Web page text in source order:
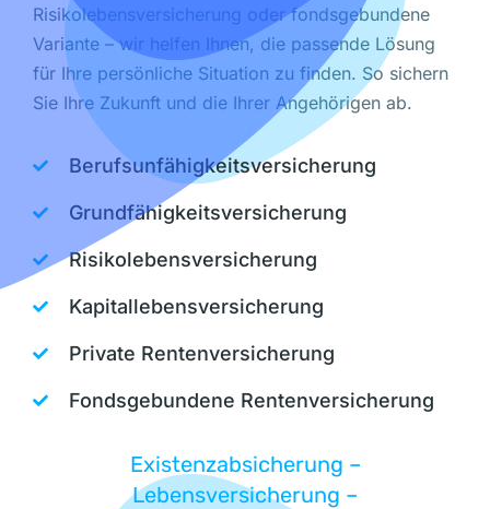
Risikolebensversicherung oder fondsgebundene
Variante – wir helfen Ihnen, die passende Lösung
für Ihre persönliche Situation zu finden. So sichern
Sie Ihre Zukunft und die Ihrer Angehörigen ab.
Berufsunfähigkeitsversicherung
Grundfähigkeitsversicherung
Risikolebensversicherung
Kapitallebensversicherung
Private Rentenversicherung
Fondsgebundene Rentenversicherung
Existenzabsicherung –
Lebensversicherung –